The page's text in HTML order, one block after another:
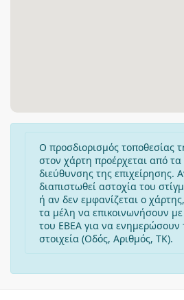
Ο προσδιορισμός τοποθεσίας
στον χάρτη προέρχεται από τα
διεύθυνσης της επιχείρησης.
διαπιστωθεί αστοχία του
ή αν δεν εμφανίζεται ο
τα μέλη να επικοινωνήσουν
του ΕΒΕΑ για να ενημερώσουν
στοιχεία (Οδός, Αριθμός, ΤΚ).